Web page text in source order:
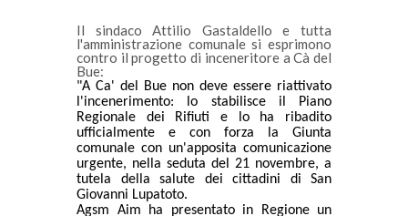
Il sindaco Attilio Gastaldello e tutta
l'amministrazione comunale si esprimono
contro il progetto di inceneritore a Cà del
Bue:
"A Ca' del Bue non deve essere riattivato
l'incenerimento: lo stabilisce il Piano
Regionale dei Rifiuti e lo ha ribadito
ufficialmente e con forza la Giunta
comunale con un'apposita comunicazione
urgente, nella seduta del 21 novembre, a
tutela della salute dei cittadini di San
Giovanni Lupatoto.
Agsm Aim ha presentato in Regione un